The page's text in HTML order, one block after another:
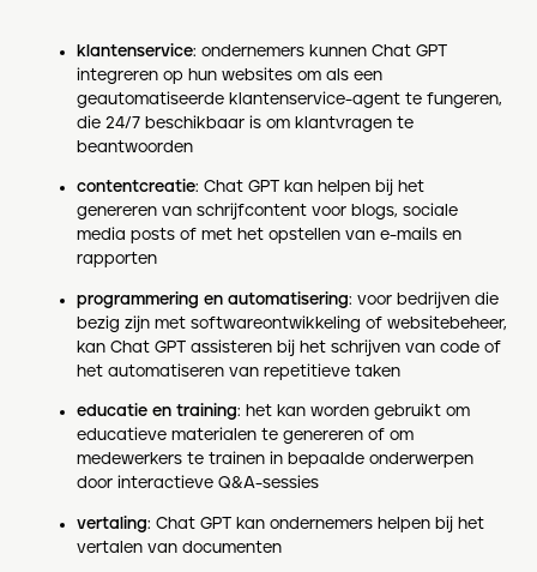
klantenservice: ondernemers kunnen Chat GPT
integreren op hun websites om als een
geautomatiseerde klantenservice-agent te fungeren,
die 24/7 beschikbaar is om klantvragen te
beantwoorden
contentcreatie: Chat GPT kan helpen bij het
genereren van schrijfcontent voor blogs, sociale
media posts of met het opstellen van e-mails en
rapporten
programmering en automatisering: voor bedrijven die
bezig zijn met softwareontwikkeling of websitebeheer,
kan Chat GPT assisteren bij het schrijven van code of
het automatiseren van repetitieve taken
educatie en training: het kan worden gebruikt om
educatieve materialen te genereren of om
medewerkers te trainen in bepaalde onderwerpen
door interactieve Q&A-sessies
vertaling: Chat GPT kan ondernemers helpen bij het
vertalen van documenten